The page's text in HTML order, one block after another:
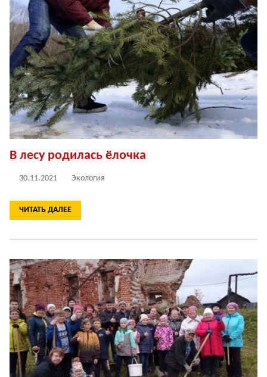
В лесу родилась ёлочка
30.11.2021 Экология
ЧИТАТЬ ДАЛЕЕ